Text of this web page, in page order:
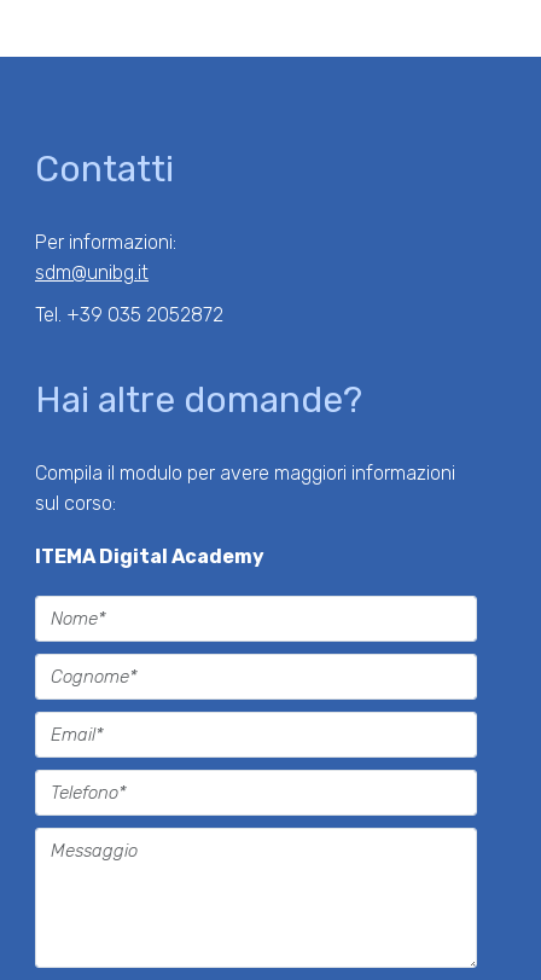
impatto positivo sulla mia crescita professionale.
Contatti
Per informazioni:
sdm@unibg.it
Tel. +39 035 2052872
Hai altre domande?
Compila il modulo per avere maggiori informazioni
sul corso:
ITEMA Digital Academy